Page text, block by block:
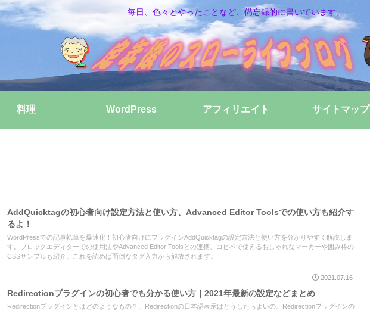
毎日、色々とやったことなど、備忘録的に書いています。
料理 WordPress アフィリエイト サイトマップ
AddQuicktagの初心者向け設定方法と使い方、Advanced Editor Toolsでの使い方も紹介す
るよ！
WordPressでの記事執筆を爆速化！初心者向けにプラグインAddQuicktagの設定方法と使い方を分かりやすく解説しま
す。ブロックエディターでの使用法やAdvanced Editor Toolsとの連携、コピペで使えるおしゃれなマーカーや囲み枠の
CSSサンプルも紹介。これを読めば面倒なタグ入力から解放されます。
2021.07.16
Redirectionプラグインの初心者でも分かる使い方｜2021年最新の設定などまとめ
Redirectionプラグインとはどのようなもの？、Redirectionの日本語表示はどうしたらよいの、Redirectionプラグインの